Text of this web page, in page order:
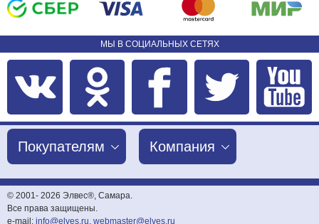
МЫ В СОЦИАЛЬНЫХ СЕТЯХ
Покупателям Компания
© 2001- 2026 Элвес®, Самара.
Все права защищены.
e-mail: info@elves.ru, webmaster@elves.ru